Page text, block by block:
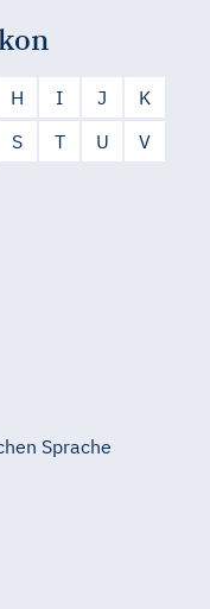
H I J
K
S T U
V
Sprache